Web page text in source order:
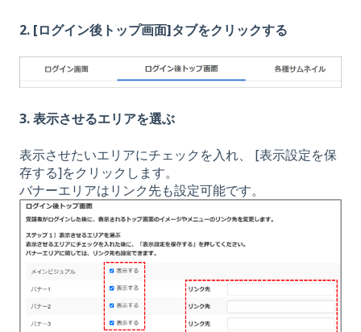
2. [ログイン後トップ画面]タブをクリックする
3. 表示させるエリアを選ぶ
表示させたいエリアにチェックを入れ、 [表示設定を保
存する]をクリックします。
バナーエリアはリンク先も設定可能です。